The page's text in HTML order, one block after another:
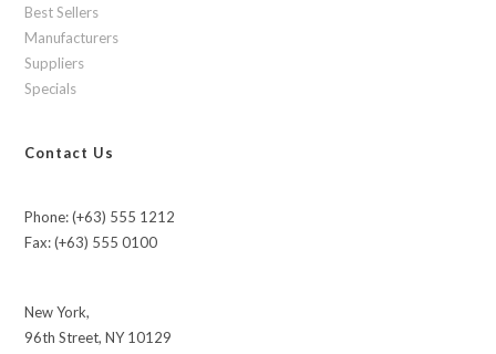
Best Sellers
Manufacturers
Suppliers
Specials
Contact Us
Phone: (+63) 555 1212
Fax: (+63) 555 0100
New York,
96th Street, NY 10129